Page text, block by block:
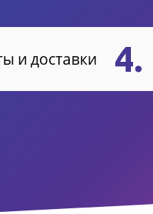
4.
и доставки